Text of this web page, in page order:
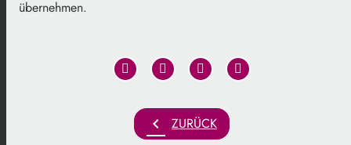
übernehmen.
chevron_left ZURÜCK